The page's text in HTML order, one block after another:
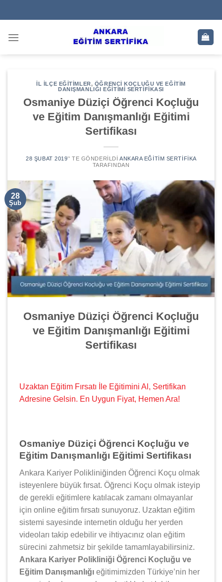
to
İL İLÇE EĞITIMLER, ÖĞRENCI KOÇLUĞU VE EĞITIM
DANIŞMANLIĞI EĞITIMI SERTIFIKASI
Osmaniye Düziçi Öğrenci Koçluğu
ve Eğitim Danışmanlığı Eğitimi
Sertifikası
28 ŞUBAT 2019’' TE GÖNDERILDI ANKARA EĞITIM SERTIFIKA
TARAFINDAN
28
Şub
Osmaniye Düziçi Öğrenci Koçluğu
ve Eğitim Danışmanlığı Eğitimi
Sertifikası
Uzaktan Eğitim Fırsatı İle Eğitimini Al, Sertifikan
Adresine Gelsin. En Uygun Fiyat, Hemen Ara!
Osmaniye Düziçi Öğrenci Koçluğu ve
Eğitim Danışmanlığı Eğitimi Sertifikası
Ankara Kariyer Polikliniğinden Öğrenci Koçu olmak
isteyenlere büyük fırsat. Öğrenci Koçu olmak isteyip
de gerekli eğitimlere katılacak zamanı olmayanlar
için online eğitim fırsatı sunuyoruz. Uzaktan eğitim
sistemi sayesinde internetin olduğu her yerden
videoları takip edebilir ve ihtiyacınız olan eğitim
sürecini zahmetsiz bir şekilde tamamlayabilirsiniz.
Ankara Kariyer Polikliniği Öğrenci Koçluğu ve
Eğitim Danışmanlığı eğitimimizden Türkiye’nin her